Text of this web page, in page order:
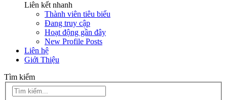
Liên kết nhanh
Thành viên tiêu biểu
Đang truy cập
Hoạt động gần đây
New Profile Posts
Liên hệ
Giới Thiệu
Tìm kiếm